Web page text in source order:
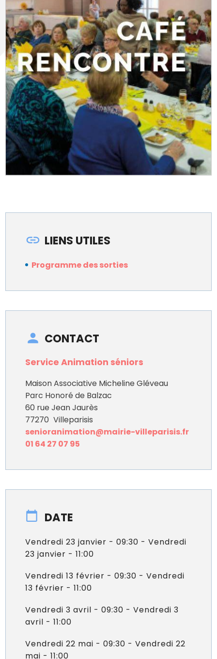
LIENS UTILES
Programme des sorties
CONTACT
Service Animation séniors
Maison Associative Micheline Gléveau
Parc Honoré de Balzac
60 rue Jean Jaurès
77270 Villeparisis
senioranimation@mairie-villeparisis.fr
01 64 27 07 95
DATE
Vendredi 23 janvier - 09:30 - Vendredi
23 janvier - 11:00
Vendredi 13 février - 09:30 - Vendredi
13 février - 11:00
Vendredi 3 avril - 09:30 - Vendredi 3
avril - 11:00
Vendredi 22 mai - 09:30 - Vendredi 22
mai - 11:00